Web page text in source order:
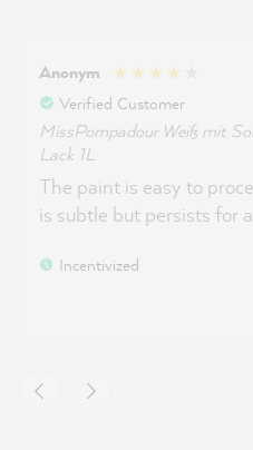
Anonym
Verified Customer
MissPompadour Weiß mit
Lack 1L
The paint is easy to
is subtle but persists for
Incentivized